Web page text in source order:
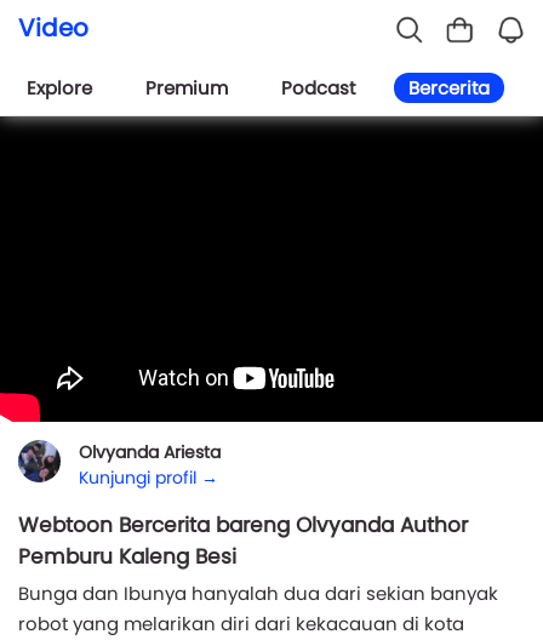
Video
Explore Premium Podcast Bercerita
Olvyanda Ariesta
Kunjungi profil →
Webtoon Bercerita bareng Olvyanda Author
Pemburu Kaleng Besi
Bunga dan Ibunya hanyalah dua dari sekian banyak
robot yang melarikan diri dari kekacauan di kota